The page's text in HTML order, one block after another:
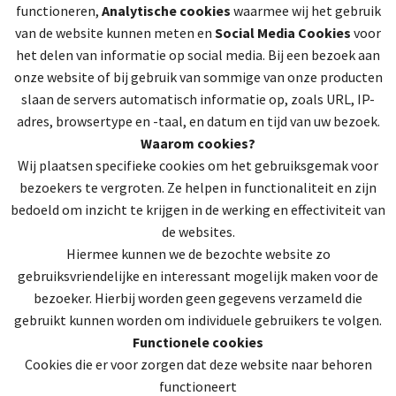
functioneren, Analytische cookies waarmee wij het gebruik
van de website kunnen meten en Social Media Cookies voor
het delen van informatie op social media. Bij een bezoek aan
onze website of bij gebruik van sommige van onze producten
slaan de servers automatisch informatie op, zoals URL, IP-
adres, browsertype en -taal, en datum en tijd van uw bezoek.
Waarom cookies?
Wij plaatsen specifieke cookies om het gebruiksgemak voor
bezoekers te vergroten. Ze helpen in functionaliteit en zijn
bedoeld om inzicht te krijgen in de werking en effectiviteit van
de websites.
Hiermee kunnen we de bezochte website zo
gebruiksvriendelijke en interessant mogelijk maken voor de
bezoeker. Hierbij worden geen gegevens verzameld die
gebruikt kunnen worden om individuele gebruikers te volgen.
Functionele cookies
Cookies die er voor zorgen dat deze website naar behoren
functioneert